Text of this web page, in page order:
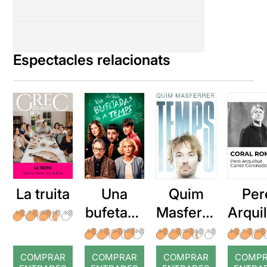
Espectacles relacionats
La truita
COMPRAR
Una
bufetada
a temps
COMPRAR
Quim
Masferre
r: Temps
COMPRAR
: